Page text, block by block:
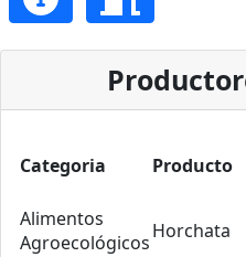
Categoria Producto
Alimentos
AgroecológicosHorchata